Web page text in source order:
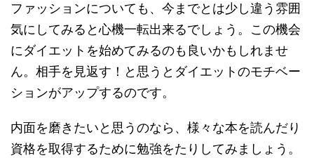
ファッションについても、今までとは少し違う雰囲
気にしてみると心機一転出来るでしょう。この機会
にダイエットを始めてみるのも良いかもしれませ
ん。相手を見返す！と思うとダイエットのモチベー
ションがアップするのです。
内面を磨きたいと思うのなら、様々な本を読んだり
資格を取得するために勉強をたりしてみましょう。